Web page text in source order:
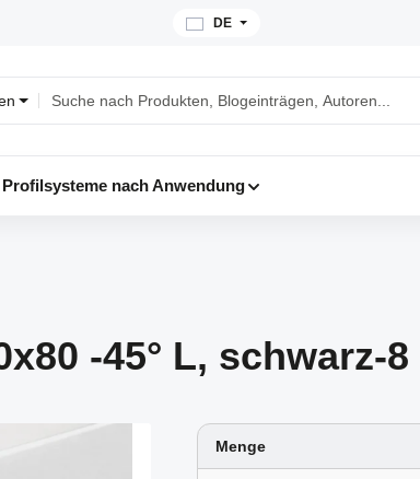
DE
Profilsysteme nach Anwendung
-45° L, schwarz-8
Menge